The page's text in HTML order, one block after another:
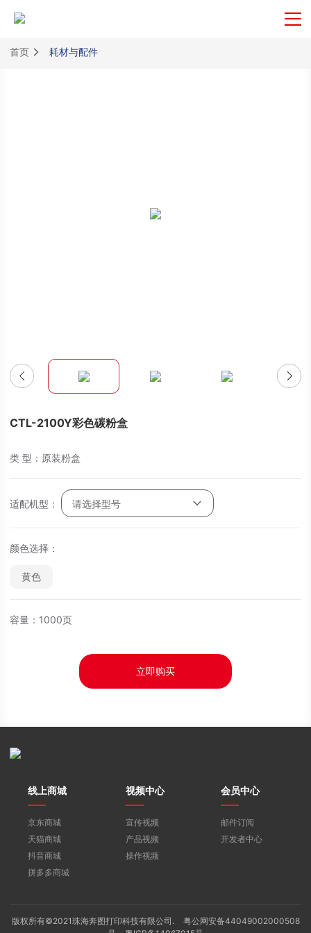
首页 耗材与配件
CTL-2100Y彩色碳粉盒
类 型：原装粉盒
适配机型： 请选择型号
颜色选择：
黄色
容量：1000页
立即购买
线上商城
京东商城
天猫商城
抖音商城
拼多多商城
视频中心
宣传视频
产品视频
操作视频
会员中心
邮件订阅
开发者中心
版权所有©2021珠海奔图打印科技有限公司.
粤公网安备44049002000508